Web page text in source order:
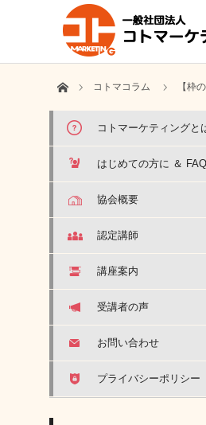
ホーム コトマコラム 【枠
コトマーケティングと
はじめての方に ＆ FAQ
協会概要
認定講師
講座案内
受講者の声
お問い合わせ
プライバシーポリシー